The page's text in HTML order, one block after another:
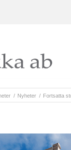
/ Nyheter / Fortsatta